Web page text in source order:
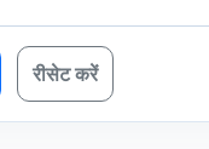
रीसेट करें